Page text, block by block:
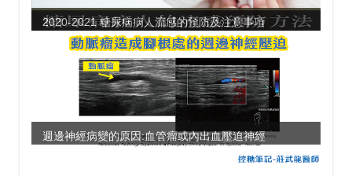
2020-2021 糖尿病病人流感的預防及注意事項
週邊神經病變的原因:血管瘤或內出血壓迫神經